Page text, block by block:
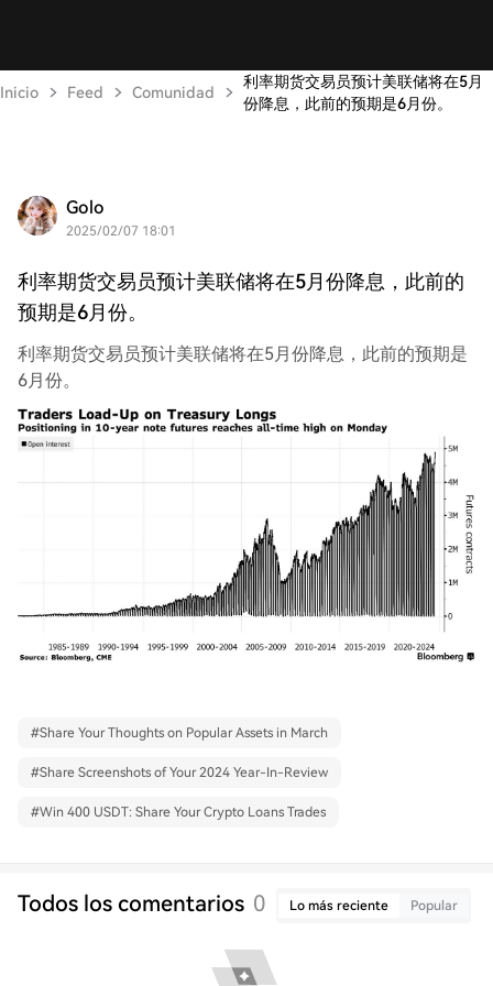
Inicio Feed Comunidad
利率期货交易员预计美联储将在5月
份降息，此前的预期是6月份。
Golo
2025/02/07 18:01
利率期货交易员预计美联储将在5月份降息，此前的
预期是6月份。
利率期货交易员预计美联储将在5月份降息，此前的预期是
6月份。
#Share Your Thoughts on Popular Assets in March
#Share Screenshots of Your 2024 Year-In-Review
#Win 400 USDT: Share Your Crypto Loans Trades
Todos los comentarios 0 Lo más reciente Popular